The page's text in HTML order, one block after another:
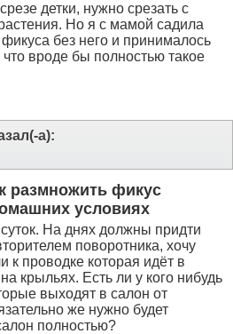
детки, нужно срезать с
Но я с мамой садила
фикуса без него и принималось
вроде бы полностью такое
а):
размножить фикус
условиях
На днях должны придти
поворотника, хочу
к проводке которая идёт в
крыльях. Есть ли у кого нибудь
выходят в салон от
же нужно будет
полностью?